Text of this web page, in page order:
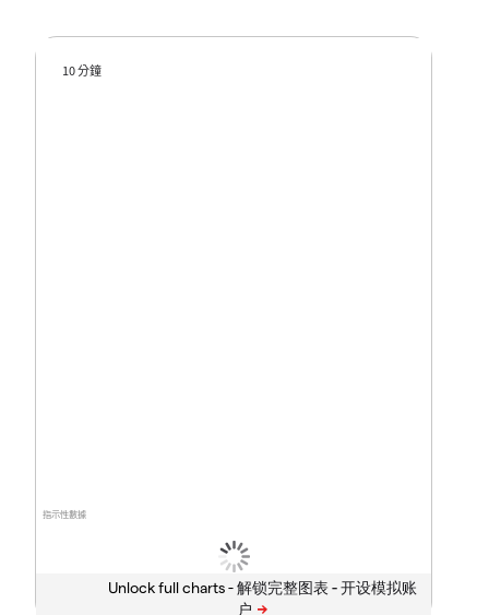
指示性數據
10 分鐘
Unlock full charts -